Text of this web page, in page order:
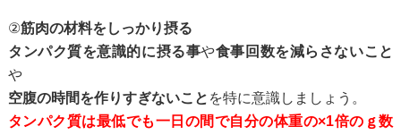
②筋肉の材料をしっかり摂る
タンパク質を意識的に摂る事や食事回数を減らさないこと
や
空腹の時間を作りすぎないこと を特に意識しましょう。
タンパク質は最低でも一日の間で自分の体重の×1倍のｇ数